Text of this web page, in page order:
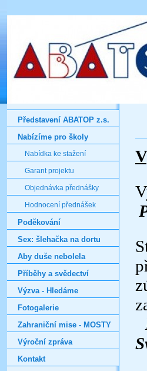
Představení ABATOP z.s.
Nabízíme pro školy
Nabídka ke stažení
Garant projektu
Objednávka přednášky
Hodnocení přednášek
Poděkování
Sex: šlehačka na dortu
Aby duše nebolela
Příběhy a svědectví
Výzva - Hledáme
Fotogalerie
Zahraniční mise - MOSTY
Výroční zpráva
Kontakt